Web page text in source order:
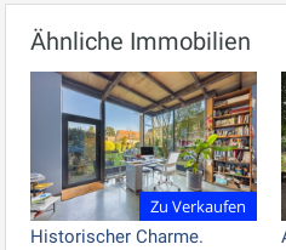
Ähnliche Immobilien
Zu Verkaufen
Historischer Charme.